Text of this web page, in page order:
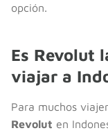
opción.
Es Revolut
viajar a
Para muchos
Revolut en